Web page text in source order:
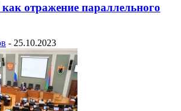
отражение параллельного
- 25.10.2023